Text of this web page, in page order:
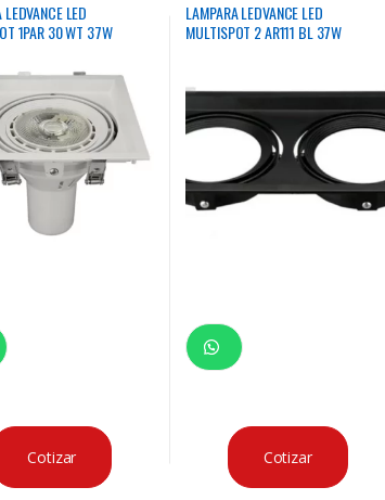
LED
1PAR 30 WT 37W
Cotizar
LAMPARA LEDVANCE LED
MULTISPOT 2 AR111 BL 37W
Cotizar